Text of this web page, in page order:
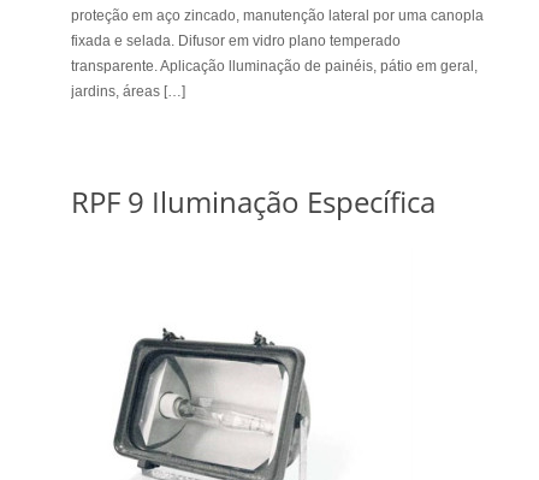
proteção em aço zincado, manutenção lateral por uma canopla
fixada e selada. Difusor em vidro plano temperado
transparente. Aplicação lluminação de painéis, pátio em geral,
jardins, áreas […]
RPF 9 Iluminação Específica